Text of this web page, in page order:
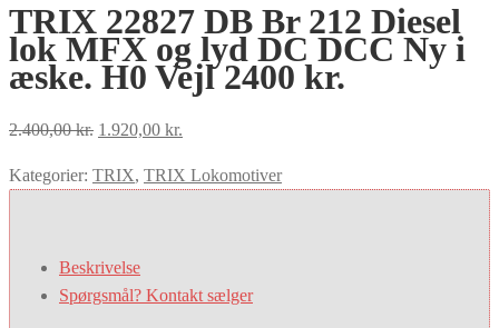
TRIX 22827 DB Br 212 Diesel
lok MFX og lyd DC DCC Ny i
æske. H0 Vejl 2400 kr.
2.400,00kr. Den
pris
1.920,00 kr.
pris
Kategorier: TRIX, TRIX Lokomotiver
Beskrivelse
Spørgsmål? Kontakt sælger